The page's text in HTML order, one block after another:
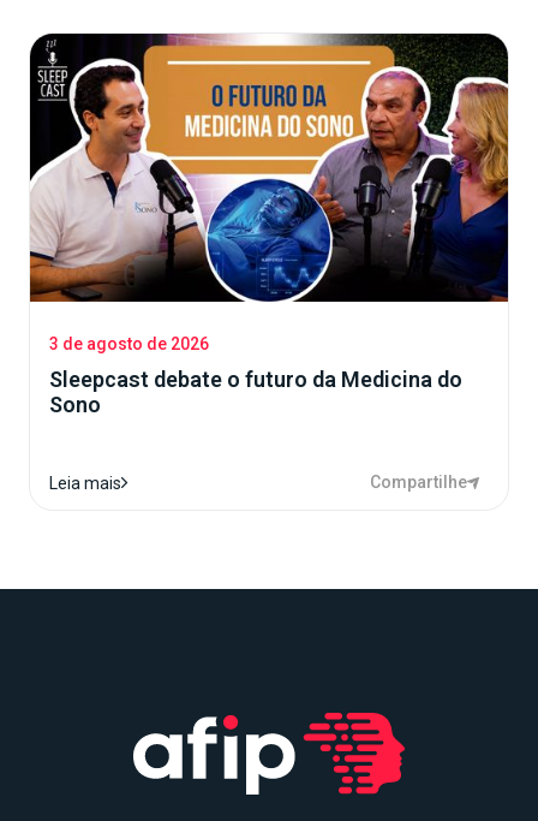
3 de agosto de 2026
Sleepcast debate o futuro da Medicina do
Sono
Leia mais Compartilhe